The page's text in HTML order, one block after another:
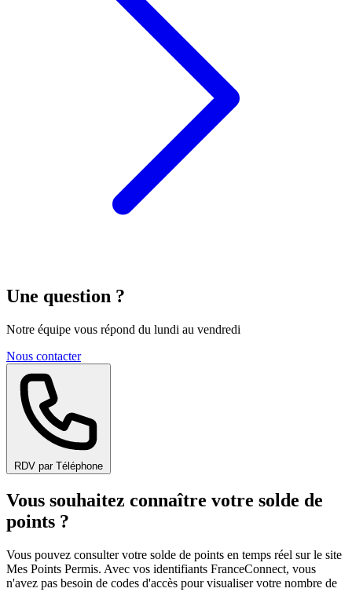
Une question ?
Notre équipe vous répond du lundi au vendredi
Nous contacter
RDV par Téléphone
Vous souhaitez connaître votre solde de
points ?
Vous pouvez consulter votre solde de points en temps réel sur le site
Mes Points Permis. Avec vos identifiants FranceConnect, vous
n'avez pas besoin de codes d'accès pour visualiser votre nombre de